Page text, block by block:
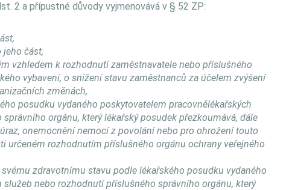
2 a přípustné důvody vyjmenovává v § 52 ZP:
část,
vzhledem k rozhodnutí zaměstnavatele nebo příslušného
vybavení, o snížení stavu zaměstnanců za účelem zvýšení
změnách,
posudku vydaného poskytovatelem pracovnělékařských
orgánu, který lékařský posudek přezkoumává, dále
onemocnění nemocí z povolání nebo pro ohrožení touto
určeném rozhodnutím příslušného orgánu ochrany veřejného
zdravotnímu stavu podle lékařského posudku vydaného
nebo rozhodnutí příslušného správního orgánu, který